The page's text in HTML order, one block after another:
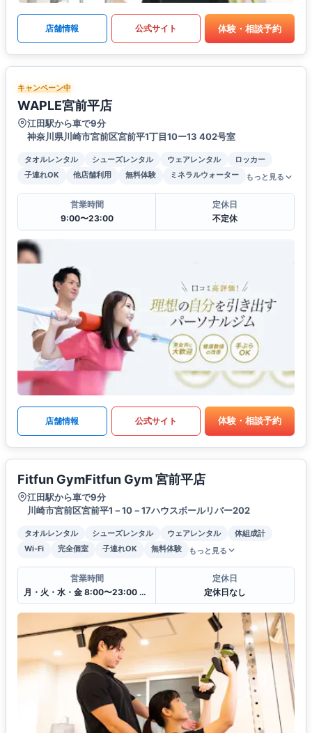
店舗情報 公式サイト 体験・相談予約
キャンペーン中
WAPLE宮前平店
江田駅から車で9分
神奈川県川崎市宮前区宮前平1丁目10ー13 402号室
タオルレンタル シューズレンタル ウェアレンタル
ロッカー
子連れOK
他店舗利用 無料体験 ミネラルウォーター もっと見る
営業時間
9:00〜23:00
定休日
不定休
店舗情報 公式サイト 体験・相談予約
Fitfun GymFitfun Gym 宮前平店
江田駅から車で9分
川崎市宮前区宮前平1－10－17ハウスボールリバー202
タオルレンタル シューズレンタル ウェアレンタル
体組成計
Wi-Fi
完全個室 子連れOK 無料体験 もっと見る
営業時間
月・火・水・金 8:00〜23:00 木・土・日・祝 10:00〜22:00
定休日
定休日なし